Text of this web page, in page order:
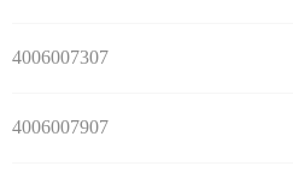
4006007307
4006007907